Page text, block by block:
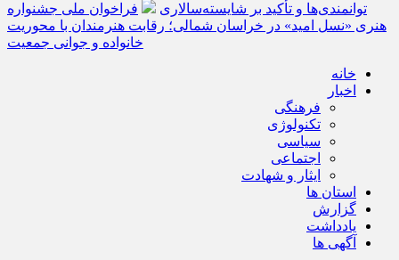
توانمندی‌ها و تأکید بر شایسته‌سالاری
فراخوان ملی جشنواره
هنری «نسل امید» در خراسان شمالی؛ رقابت هنرمندان با محوریت
خانواده و جوانی جمعیت
خانه
اخبار
فرهنگی
تکنولوژی
سیاسی
اجتماعی
ایثار و شهادت
استان ها
گزارش
یادداشت
آگهی ها